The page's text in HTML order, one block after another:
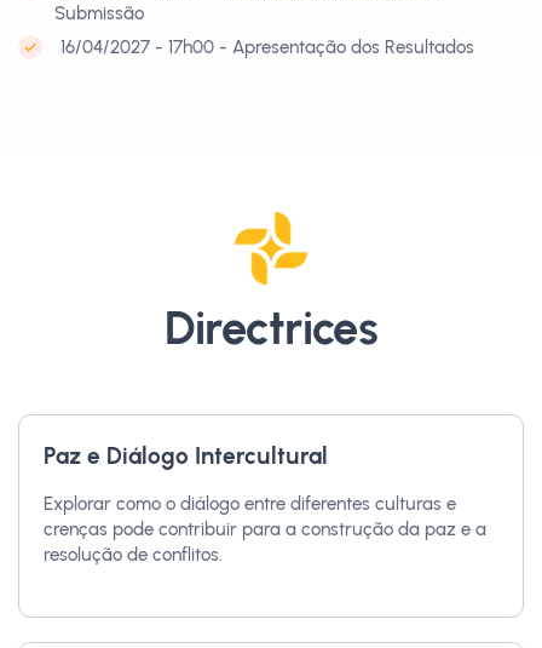
Submissão
16/04/2027 - 17h00 - Apresentação dos Resultados
Directrices
Paz e Diálogo Intercultural
Explorar como o diálogo entre diferentes culturas e
crenças pode contribuir para a construção da paz e a
resolução de conflitos.